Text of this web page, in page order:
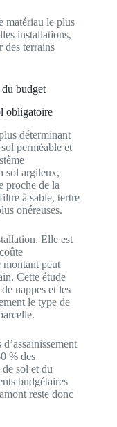
matériau le plus
installations,
des terrains
budget
obligatoire
déterminant
perméable et
sol argileux,
proche de la
à sable, tertre
onéreuses.
Elle est
montant peut
Cette étude
nappes et les
le type de
% des
sol et du
budgétaires
reste donc